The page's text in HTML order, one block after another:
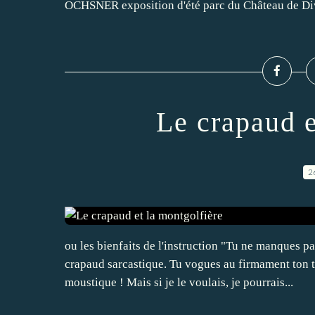
OCHSNER exposition d'été parc du Château de
Le crapaud
ou les bienfaits de l'instruction "Tu ne manques
crapaud sarcastique. Tu vogues au firmament
moustique ! Mais si je le voulais, je pourrais...